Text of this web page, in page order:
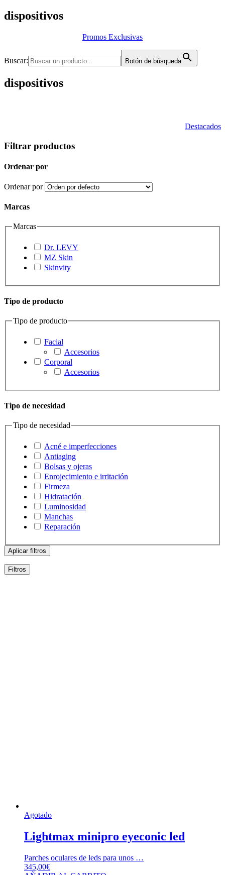
dispositivos
Promos Exclusivas
Buscar: Botón de búsqueda
dispositivos
Destacados
Filtrar productos
Ordenar por
Ordenar por
Marcas
Marcas
Dr. LEVY
MZ Skin
Skinvity
Tipo de producto
Tipo de producto
Facial
Accesorios
Corporal
Accesorios
Tipo de necesidad
Tipo de necesidad
Acné e imperfecciones
Antiaging
Bolsas y ojeras
Enrojecimiento e irritación
Firmeza
Hidratación
Luminosidad
Manchas
Reparación
Aplicar filtros
Filtros
Agotado
Lightmax minipro eyeconic led
Parches oculares de leds para unos …
345,00€